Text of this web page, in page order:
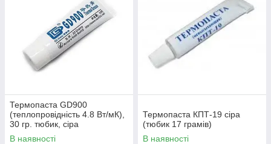
Термопаста GD900
(теплопровідність 4.8 Вт/мК),
30 гр. тюбик, сіра
В наявності
Термопаста КПТ-19 сiра
(тюбик 17 грамів)
В наявності